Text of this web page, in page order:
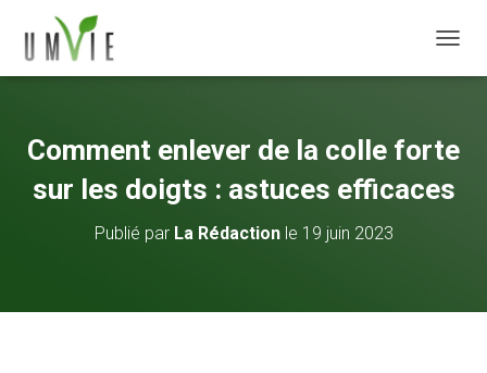
Comment enlever de la colle forte
sur les doigts : astuces efficaces
Publié par La Rédactionle 19 juin 2023